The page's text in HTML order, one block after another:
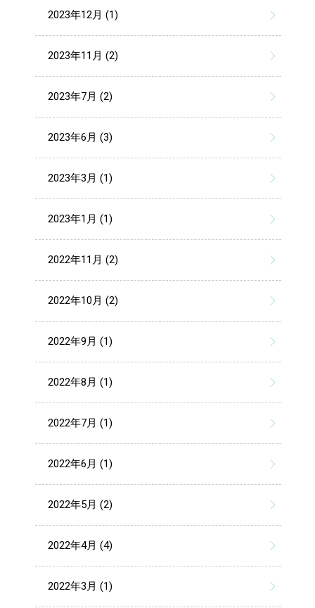
2023年12月 (1)
2023年11月 (2)
2023年7月 (2)
2023年6月 (3)
2023年3月 (1)
2023年1月 (1)
2022年11月 (2)
2022年10月 (2)
2022年9月 (1)
2022年8月 (1)
2022年7月 (1)
2022年6月 (1)
2022年5月 (2)
2022年4月 (4)
2022年3月 (1)